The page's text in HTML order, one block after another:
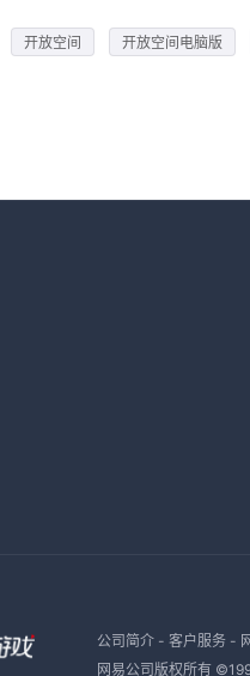
开放空间 开放空间电脑版
公司简介- 客户服务-
网易公司版权所有